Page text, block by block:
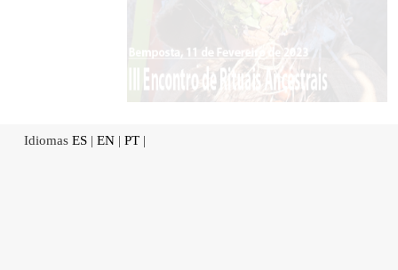
Idiomas ES | EN | PT |